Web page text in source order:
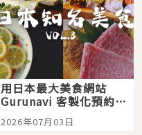
用日本最大美食網站
Gurunavi 客製化預約九
大都市餐廳，打造專屬
美食體驗！
2026年07月03日